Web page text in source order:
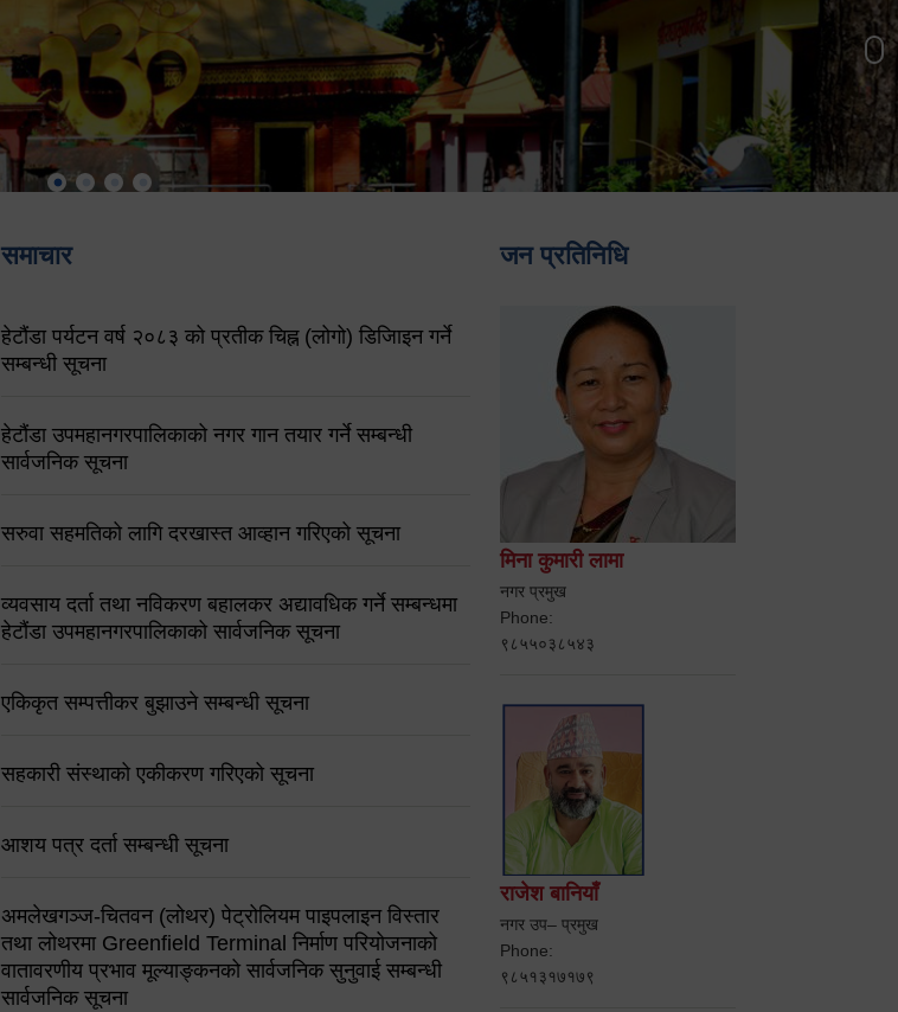
समाचार
हेटौंडा पर्यटन वर्ष २०८३ को प्रतीक चिह्न (लोगो) डिजिाइन गर्ने
सम्बन्धी सूचना
हेटौंडा उपमहानगरपालिकाको नगर गान तयार गर्ने सम्बन्धी
सार्वजनिक सूचना
सरुवा सहमतिको लागि दरखास्त आव्हान गरिएको सूचना
व्यवसाय दर्ता तथा नविकरण बहालकर अद्यावधिक गर्ने सम्बन्धमा
हेटौंडा उपमहानगरपालिकाको सार्वजनिक सूचना
एकिकृत सम्पत्तीकर बुझाउने सम्बन्धी सूचना
सहकारी संस्थाको एकीकरण गरिएको सूचना
आशय पत्र दर्ता सम्बन्धी सूचना
अमलेखगञ्ज-चितवन (लोथर) पेट्रोलियम पाइपलाइन विस्तार
तथा लोथरमा Greenfield Terminal निर्माण परियोजनाको
वातावरणीय प्रभाव मूल्याङ्कनको सार्वजनिक सुनुवाई सम्बन्धी
सार्वजनिक सूचना
जन प्रतिनिधि
मिना कुमारी लामा
नगर प्रमुख
Phone:
९८५५०३८५४३
राजेश बानियाँ
नगर उप– प्रमुख
Phone:
९८५१३१७१७९